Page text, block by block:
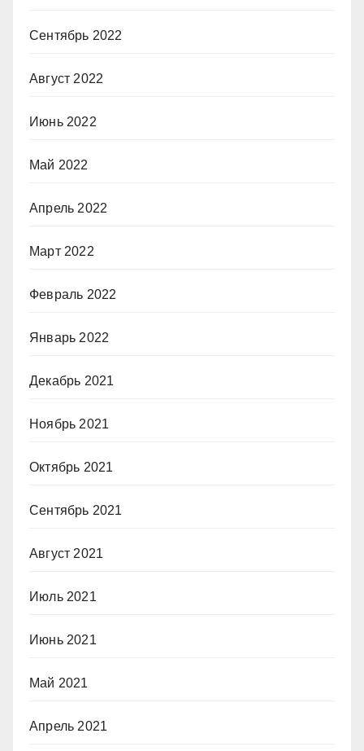
Сентябрь 2022
Август 2022
Июнь 2022
Май 2022
Апрель 2022
Март 2022
Февраль 2022
Январь 2022
Декабрь 2021
Ноябрь 2021
Октябрь 2021
Сентябрь 2021
Август 2021
Июль 2021
Июнь 2021
Май 2021
Апрель 2021